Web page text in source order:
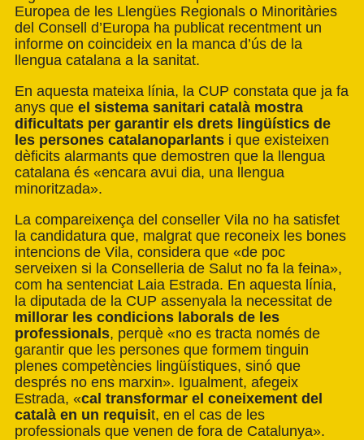
Europea de les Llengües Regionals o Minoritàries
del Consell d’Europa ha publicat recentment un
informe on coincideix en la manca d’ús de la
llengua catalana a la sanitat.
En aquesta mateixa línia, la CUP constata que ja fa
anys que el sistema sanitari català mostra
dificultats per garantir els drets lingüístics de
les persones catalanoparlants i que existeixen
dèficits alarmants que demostren que la llengua
catalana és «encara avui dia, una llengua
minoritzada».
La compareixença del conseller Vila no ha satisfet
la candidatura que, malgrat que reconeix les bones
intencions de Vila, considera que «de poc
serveixen si la Conselleria de Salut no fa la feina»,
com ha sentenciat Laia Estrada. En aquesta línia,
la diputada de la CUP assenyala la necessitat de
millorar les condicions laborals de les
professionals, perquè «no es tracta només de
garantir que les persones que formem tinguin
plenes competències lingüístiques, sinó que
després no ens marxin». Igualment, afegeix
Estrada, «cal transformar el coneixement del
català en un requisit, en el cas de les
professionals que venen de fora de Catalunya».